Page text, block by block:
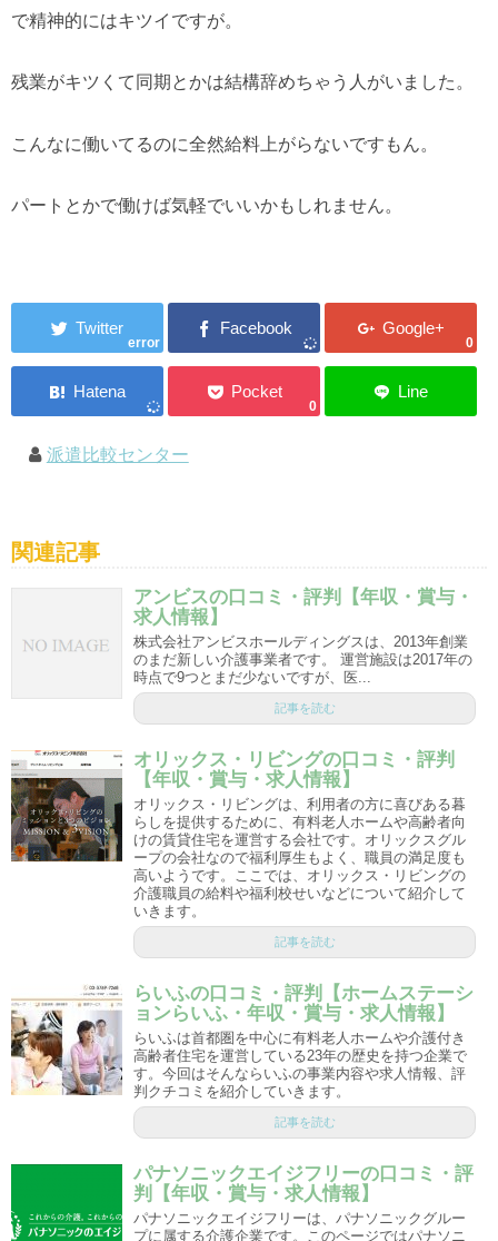
で精神的にはキツイですが。
残業がキツくて同期とかは結構辞めちゃう人がいました。
こんなに働いてるのに全然給料上がらないですもん。
パートとかで働けば気軽でいいかもしれません。
error 0
0
派遣比較センター
関連記事
アンビスの口コミ・評判【年収・賞与・
求人情報】
株式会社アンビスホールディングスは、2013年創業
のまだ新しい介護事業者です。 運営施設は2017年の
時点で9つとまだ少ないですが、医...
記事を読む
オリックス・リビングの口コミ・評判
【年収・賞与・求人情報】
オリックス・リビングは、利用者の方に喜びある暮
らしを提供するために、有料老人ホームや高齢者向
けの賃貸住宅を運営する会社です。オリックスグル
ープの会社なので福利厚生もよく、職員の満足度も
高いようです。ここでは、オリックス・リビングの
介護職員の給料や福利校せいなどについて紹介して
いきます。
記事を読む
らいふの口コミ・評判【ホームステーシ
ョンらいふ・年収・賞与・求人情報】
らいふは首都圏を中心に有料老人ホームや介護付き
高齢者住宅を運営している23年の歴史を持つ企業で
す。今回はそんならいふの事業内容や求人情報、評
判クチコミを紹介していきます。
記事を読む
パナソニックエイジフリーの口コミ・評
判【年収・賞与・求人情報】
パナソニックエイジフリーは、パナソニックグルー
プに属する介護企業です。このページではパナソニ